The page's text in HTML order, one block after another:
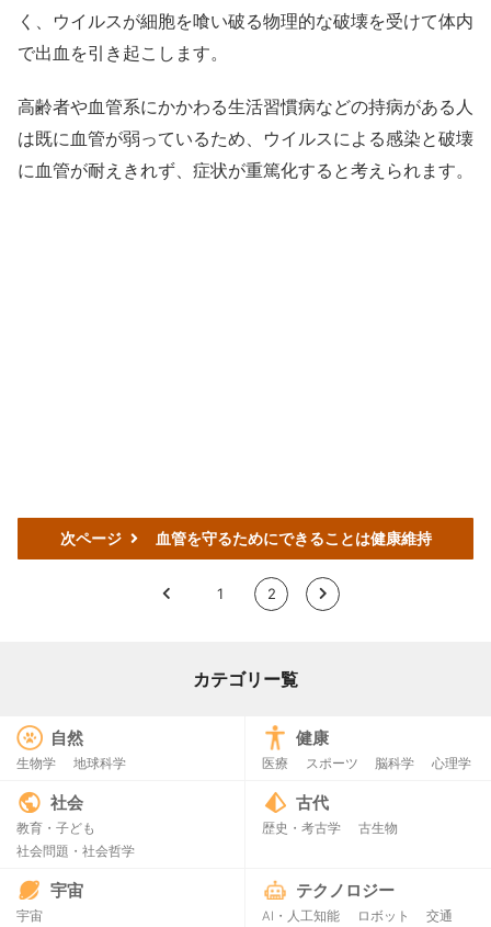
く、ウイルスが細胞を喰い破る物理的な破壊を受けて体内
で出血を引き起こします。
高齢者や血管系にかかわる生活習慣病などの持病がある人
は既に血管が弱っているため、ウイルスによる感染と破壊
に血管が耐えきれず、症状が重篤化すると考えられます。
次ページ 血管を守るためにできることは健康維持
< 1 2 >
カテゴリー覧
自然
生物学 地球科学
健康
医療 スポーツ 脳科学 心理学
社会
教育・子ども
社会問題・社会哲学
古代
歴史・考古学 古生物
宇宙
宇宙
テクノロジー
AI・人工知能 ロボット
交通